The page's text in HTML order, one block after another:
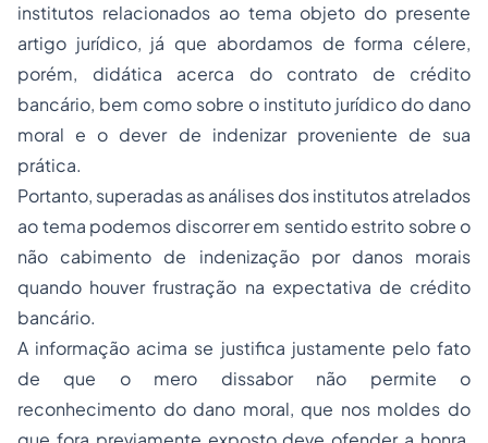
institutos relacionados ao tema objeto do presente
artigo jurídico, já que abordamos de forma célere,
porém, didática acerca do contrato de crédito
bancário, bem como sobre o instituto jurídico do dano
moral e o dever de indenizar proveniente de sua
prática.
Portanto, superadas as análises dos institutos atrelados
ao tema podemos discorrer em sentido estrito sobre o
não cabimento de indenização por danos morais
quando houver frustração na expectativa de crédito
bancário.
A informação acima se justifica justamente pelo fato
de que o mero dissabor não permite o
reconhecimento do dano moral, que nos moldes do